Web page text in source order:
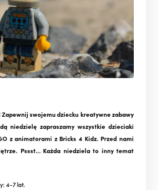
Zapewnij swojemu dziecku kreatywne zabawy
niedzielę zapraszamy wszystkie dzieciaki
z animatorami z Bricks 4 Kidz. Przed nami
Pssst… Każda niedziela to inny temat
4-7 lat.